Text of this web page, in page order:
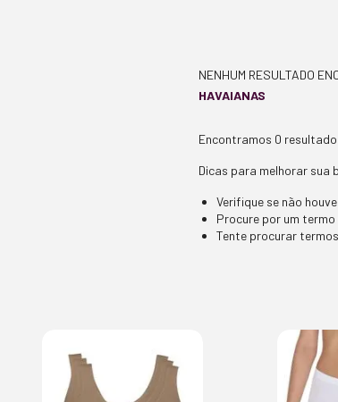
NENHUM RESULTADO
HAVAIANAS
Encontramos 0
Dicas para melhorar sua
Verifique se não
Procure por um
Tente procurar